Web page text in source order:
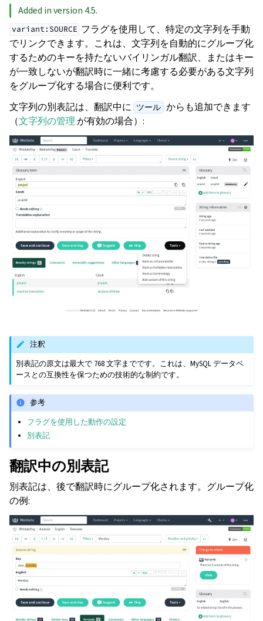
Added in version 4.5.
variant:SOURCE フラグを使用して、特定の文字列を手動
でリンクできます。これは、文字列を自動的にグループ化
するためのキーを持たないバイリンガル翻訳、またはキー
が一致しないが翻訳時に一緒に考慮する必要がある文字列
をグループ化する場合に便利です。
文字列の別表記は、翻訳中に ツール からも追加できます
（文字列の管理 が有効の場合）:
注釈
別表記の原文は最大で 768 文字までです。これは、MySQL データベ
ースとの互換性を保つための技術的な制約です。
参考
フラグを使用した動作の設定
別表記
翻訳中の別表記
別表記は、後で翻訳時にグループ化されます。グループ化
の例: